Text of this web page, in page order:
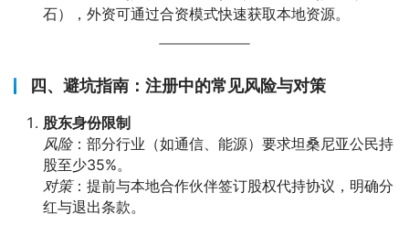
石），外资可通过合资模式快速获取本地资源。
四、避坑指南：注册中的常见风险与对策
股东身份限制
风险：部分行业（如通信、能源）要求坦桑尼亚公民持
股至少35%。
对策：提前与本地合作伙伴签订股权代持协议，明确分
红与退出条款。